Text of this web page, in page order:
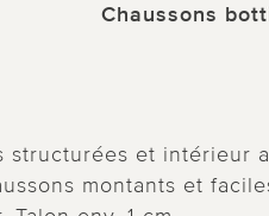
Chaussons
structurées et intérieur
montants et